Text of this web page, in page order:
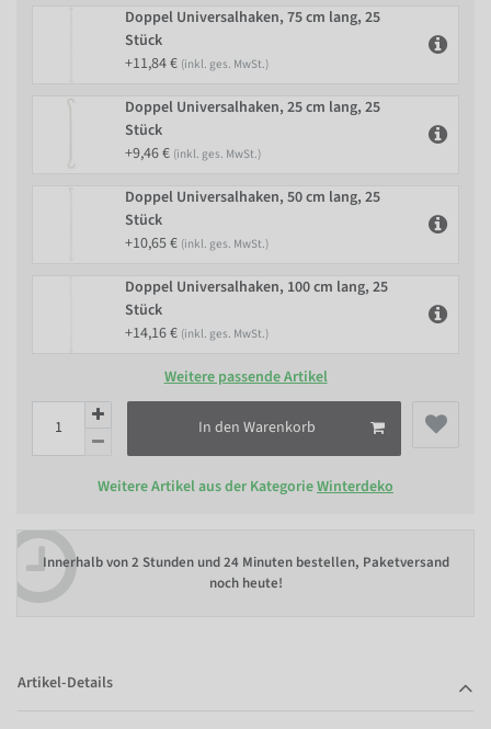
Doppel Universalhaken, 75 cm lang, 25
Stück
+11,84 € (inkl. ges. MwSt.)
Doppel Universalhaken, 25 cm lang, 25
Stück
+9,46 € (inkl. ges. MwSt.)
Doppel Universalhaken, 50 cm lang, 25
Stück
+10,65 € (inkl. ges. MwSt.)
Doppel Universalhaken, 100 cm lang, 25
Stück
+14,16 € (inkl. ges. MwSt.)
Weitere passende Artikel
In den Warenkorb
Weitere Artikel aus der KategorieWinterdeko
Innerhalb von2 Stunden und 24 Minuten bestellen, Paketversand
noch heute!
Artikel-Details